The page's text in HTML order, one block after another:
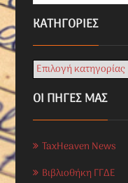
KΑΤΗΓΟΡΊΕΣ
ΟΙ ΠΗΓΕΣ ΜΑΣ
TaxHeaven News
Βιβλιοθήκη ΓΓΔΕ